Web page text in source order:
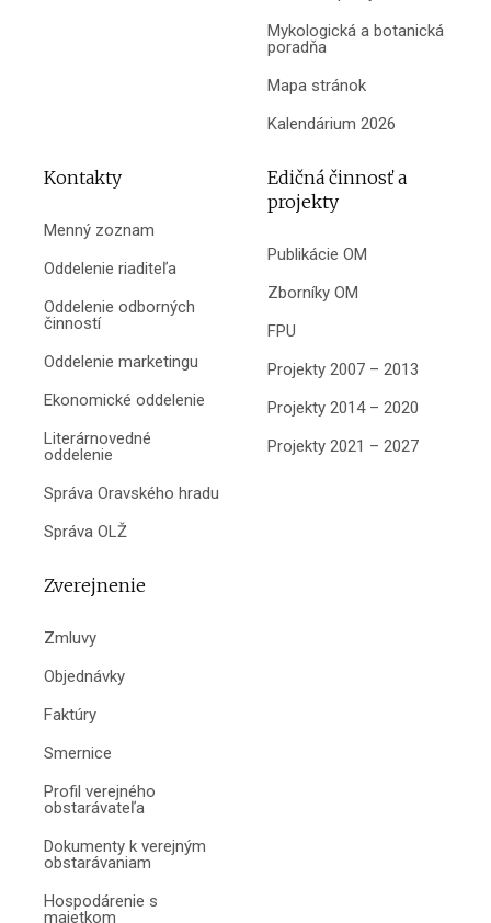
Mykologická a botanická
poradňa
Mapa stránok
Kalendárium 2026
Kontakty
Menný zoznam
Oddelenie riaditeľa
Oddelenie odborných
činností
Oddelenie marketingu
Ekonomické oddelenie
Literárnovedné
oddelenie
Správa Oravského hradu
Správa OLŽ
Edičná činnosť a
projekty
Publikácie OM
Zborníky OM
FPU
Projekty 2007 – 2013
Projekty 2014 – 2020
Projekty 2021 – 2027
Zverejnenie
Zmluvy
Objednávky
Faktúry
Smernice
Profil verejného
obstarávateľa
Dokumenty k verejným
obstarávaniam
Hospodárenie s
majetkom